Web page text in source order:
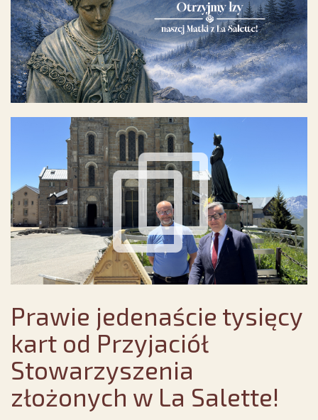
Prawie jedenaście tysięcy
kart od Przyjaciół
Stowarzyszenia
złożonych w La Salette!